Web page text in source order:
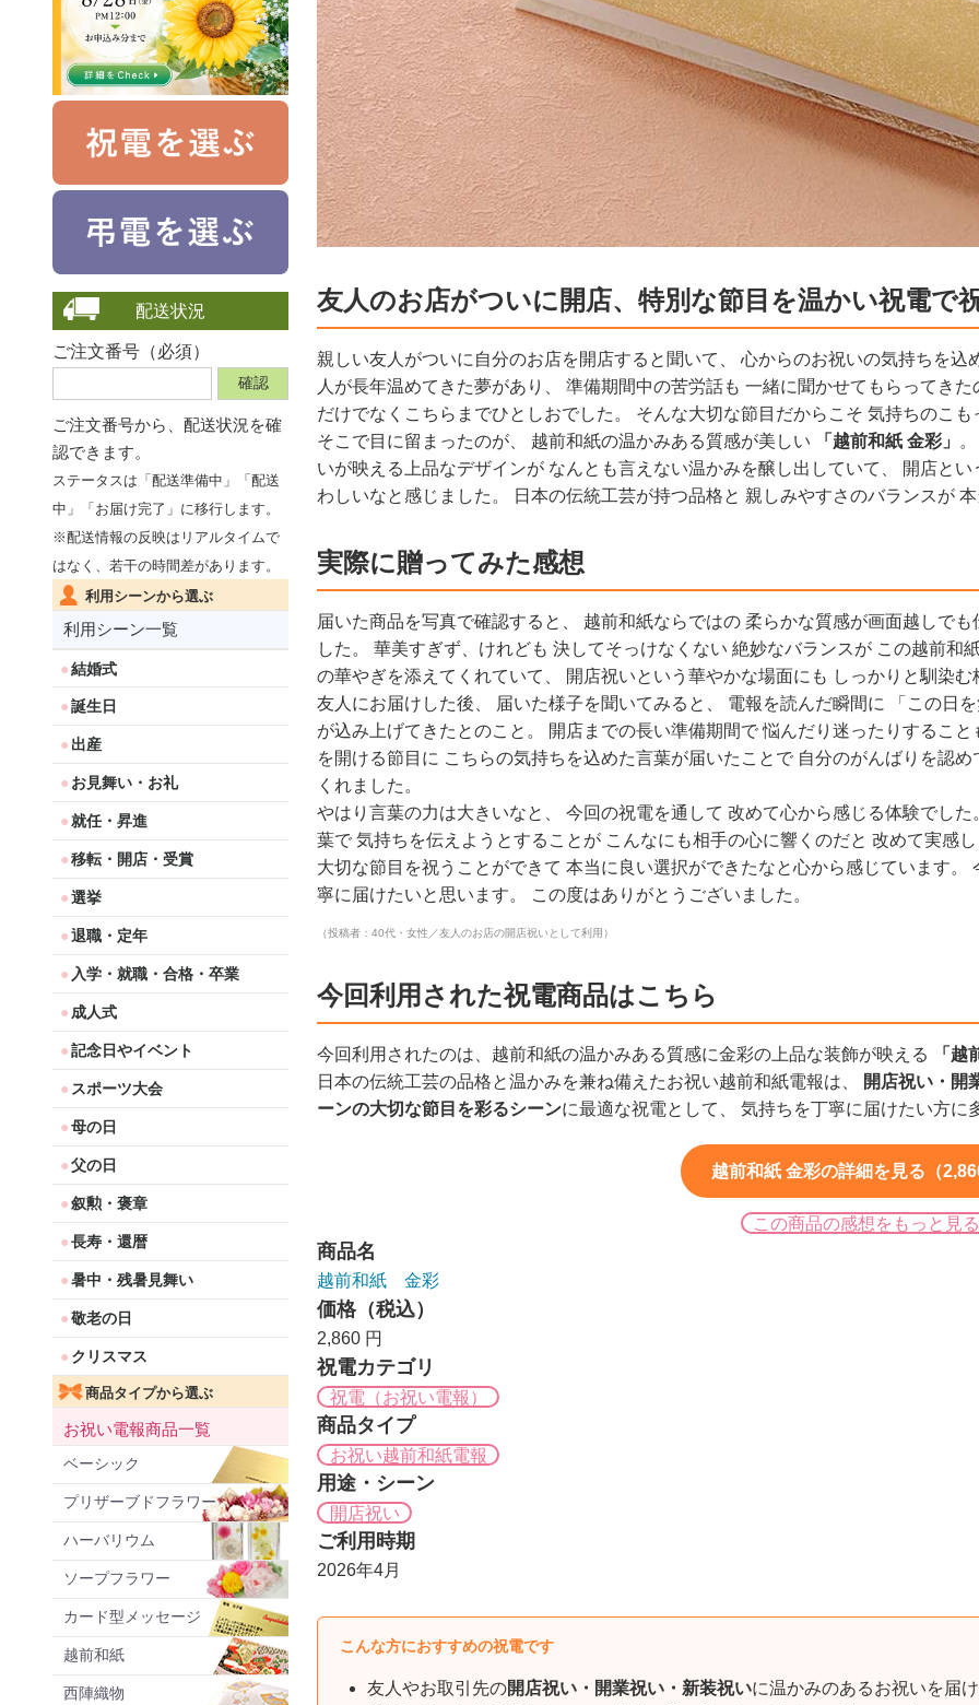
配送状況
ご注文番号（必須）
ご注文番号から、 配送状況を確
認できます。
ステータスは「配送準備中」「配送
中」「お届け完了」に移行します。
※配送情報の反映はリアルタイムで
はなく、若干の時間差があります。
利用シーンから選ぶ
利用シーン一覧
結婚式
誕生日
出産
お見舞い・お礼
就任・昇進
移転・開店・受賞
選挙
退職・定年
入学・就職・合格・卒業
成人式
記念日やイベント
スポーツ大会
母の日
父の日
叙勲・褒章
長寿・還暦
暑中・残暑見舞い
敬老の日
クリスマス
商品タイプから選ぶ
お祝い電報商品一覧
ベーシック
プリザーブドフラワー
ハーバリウム
ソープフラワー
カード型メッセージ
越前和紙
西陣織物
友人のお店がついに開店、特別な節目を温かい祝電で
親しい友人がついに自分のお店を開店すると聞いて、 心からのお祝いの気持ちを込
人が長年温めてきた夢があり、 準備期間中の苦労話も 一緒に聞かせてもらってき
だけでなくこちらまでひとしおでした。 そんな大切な節目だからこそ 気持ちのこ
そこで目に留まったのが、 越前和紙の温かみある質感が美しい
「越前和紙 金彩」
いが映える上品なデザインが なんとも言えない温かみを醸し出していて、 開店と
わしいなと感じました。 日本の伝統工芸が持つ品格と 親しみやすさのバランスが
実際に贈ってみた感想
届いた商品を写真で確認すると、 越前和紙ならではの 柔らかな質感が画面越しで
した。 華美すぎず、けれども 決してそっけなくない 絶妙なバランスが この越前和
の華やぎを添えてくれていて、 開店祝いという華やかな場面にも しっかりと馴染
友人にお届けした後、 届いた様子を聞いてみると、 電報を読んだ瞬間に 「この日
が込み上げてきたとのこと。 開店までの長い準備期間で 悩んだり迷ったりするこ
を開ける節目に こちらの気持ちを込めた言葉が届いたことで 自分のがんばりを認
くれました。
やはり言葉の力は大きいなと、 今回の祝電を通して 改めて心から感じる体験でし
葉で 気持ちを伝えようとすることが こんなにも相手の心に響くのだと 改めて実感
大切な節目を祝うことができて 本当に良い選択ができたなと心から感じています
寧に届けたいと思います。 この度はありがとうございました。
（投稿者：40代・女性／友人のお店の開店祝いとして利用）
今回利用された祝電商品はこちら
今回利用されたのは、越前和紙の温かみある質感に金彩の上品な装飾が映える
「越
日本の伝統工芸の品格と温かみを兼ね備えたお祝い越前和紙電報は、
開店祝い・開
ーンの大切な節目を彩るシーンに最適な祝電として、 気持ちを丁寧に届けたい方に
越前和紙 金彩の詳細を見る（
この商品の感想をもっと見る
商品名
越前和紙 金彩
価格（税込）
2,860 円
祝電カテゴリ
祝電（お祝い電報）
商品タイプ
お祝い越前和紙電報
用途・シーン
開店祝い
ご利用時期
2026年4月
こんな方におすすめの祝電です
友人やお取引先の開店祝い・開業祝い・新装祝いに温かみのあるお祝いを届